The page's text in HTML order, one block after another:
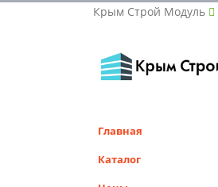
Крым Строй Модуль
Главная
Каталог